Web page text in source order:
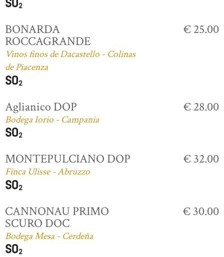
BONARDA
ROCCAGRANDE
Vinos finos de Dacastello - Colinas
de Piacenza
€ 25.00
Aglianico DOP
Bodega Iorio - Campania
€ 28.00
MONTEPULCIANO DOP
Finca Ulisse - Abruzzo
€ 32.00
CANNONAU PRIMO
SCURO DOC
Bodega Mesa - Cerdeña
€ 30.00